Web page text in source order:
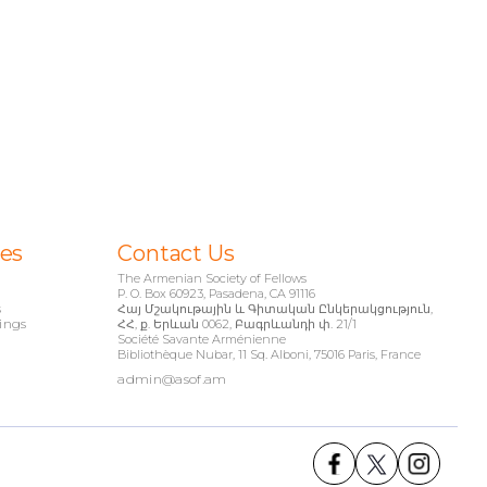
Contact Us
The Armenian Society of Fellows
P. O. Box 60923, Pasadena, CA 91116
Հայ Մշակութային և Գիտական Ընկերակցություն,
ՀՀ, ք. Երևան 0062, Բագրևանդի փ. 21/1
Société Savante Arménienne
Bibliothèque Nubar, 11 Sq. Alboni, 75016 Paris, France
admin@asof.am